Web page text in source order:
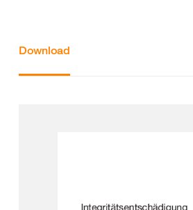
Download